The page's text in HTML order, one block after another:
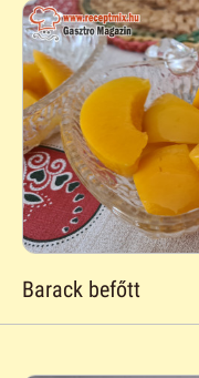
Barack befőtt